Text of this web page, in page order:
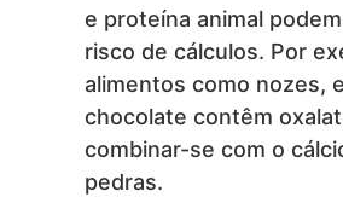
e proteína animal
risco de cálculos. Por
alimentos como nozes,
chocolate contêm
combinar-se com o
pedras.